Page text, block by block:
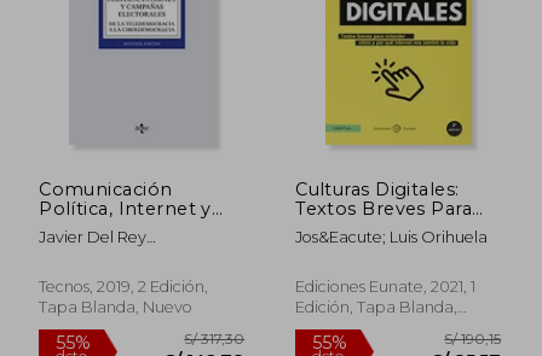
40%
Comunicación
Política, Internet y
Campañas
Electorales: De la
Ciberdemocr@Cia
(Derecho - Biblioteca
Editorial Tecnos)
Javier Del Rey
Tecnos, 2019, 2 Edición,
Tapa Blanda, Nuevo
Culturas Digitales:
Textos Breves Para
Entender Cómo y
por qué Internet nos
Jos&Eacute; Luis Orihuela
Ediciones Eunate, 2021, 1
Edición, Tapa Blanda,
Nuevo